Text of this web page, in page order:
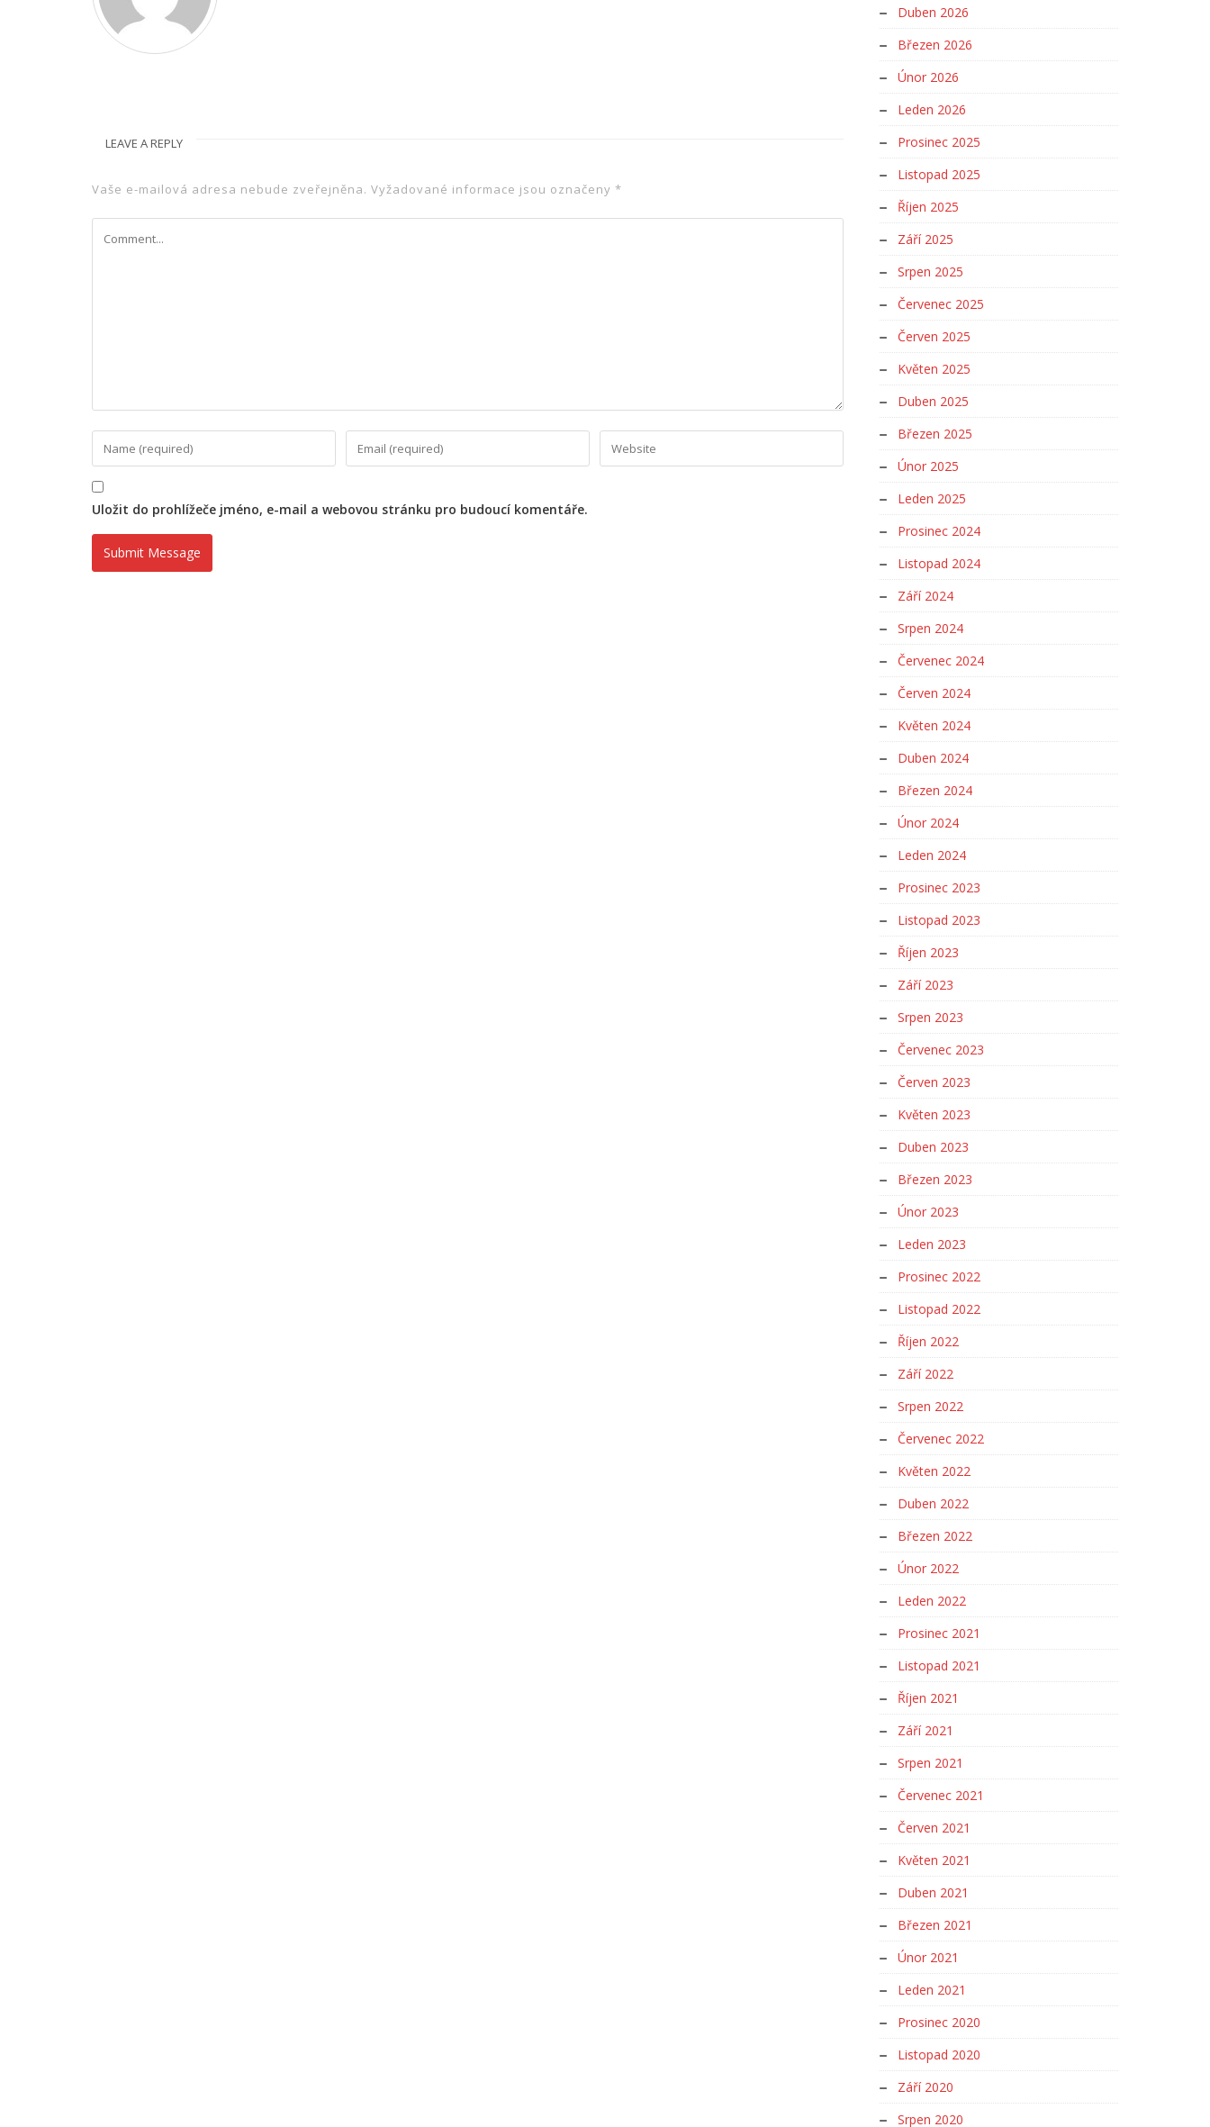
LEAVE A REPLY
Vaše e-mailová adresa nebude zveřejněna. Vyžadované informace jsou označeny *
Uložit do prohlížeče jméno, e-mail a webovou stránku pro budoucí komentáře.
Duben 2026
Březen 2026
Únor 2026
Leden 2026
Prosinec 2025
Listopad 2025
Říjen 2025
Září 2025
Srpen 2025
Červenec 2025
Červen 2025
Květen 2025
Duben 2025
Březen 2025
Únor 2025
Leden 2025
Prosinec 2024
Listopad 2024
Září 2024
Srpen 2024
Červenec 2024
Červen 2024
Květen 2024
Duben 2024
Březen 2024
Únor 2024
Leden 2024
Prosinec 2023
Listopad 2023
Říjen 2023
Září 2023
Srpen 2023
Červenec 2023
Červen 2023
Květen 2023
Duben 2023
Březen 2023
Únor 2023
Leden 2023
Prosinec 2022
Listopad 2022
Říjen 2022
Září 2022
Srpen 2022
Červenec 2022
Květen 2022
Duben 2022
Březen 2022
Únor 2022
Leden 2022
Prosinec 2021
Listopad 2021
Říjen 2021
Září 2021
Srpen 2021
Červenec 2021
Červen 2021
Květen 2021
Duben 2021
Březen 2021
Únor 2021
Leden 2021
Prosinec 2020
Listopad 2020
Září 2020
Srpen 2020